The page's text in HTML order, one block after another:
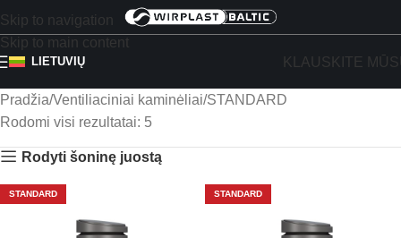
Skip to navigation
Skip to main content
LIETUVIŲ KLAUSKITE
Pradžia Ventiliaciniai kaminėliai STANDARD
Rodomi visi rezultatai: 5
Rodyti šoninę juostą
STANDARD STANDARD